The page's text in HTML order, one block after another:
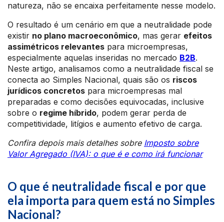
natureza, não se encaixa perfeitamente nesse modelo.
O resultado é um cenário em que a neutralidade pode
existir no plano macroeconômico, mas gerar efeitos
assimétricos relevantes para microempresas,
especialmente aquelas inseridas no mercado B2B.
Neste artigo, analisamos como a neutralidade fiscal se
conecta ao Simples Nacional, quais são os riscos
jurídicos concretos para microempresas mal
preparadas e como decisões equivocadas, inclusive
sobre o regime híbrido, podem gerar perda de
competitividade, litígios e aumento efetivo de carga.
Confira depois mais detalhes sobre Imposto sobre
Valor Agregado (IVA): o que é e como irá funcionar
O que é neutralidade fiscal e por que
ela importa para quem está no Simples
Nacional?